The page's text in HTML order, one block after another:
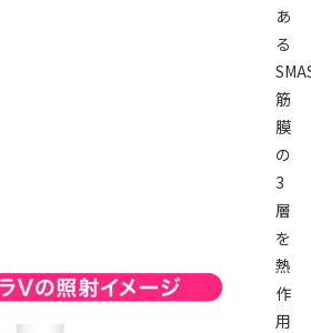
あ
る
筋
膜
の
3
層
を
熱
作
用